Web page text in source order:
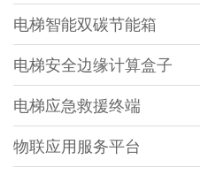
电梯智能双碳节能箱
电梯安全边缘计算盒子
电梯应急救援终端
物联应用服务平台